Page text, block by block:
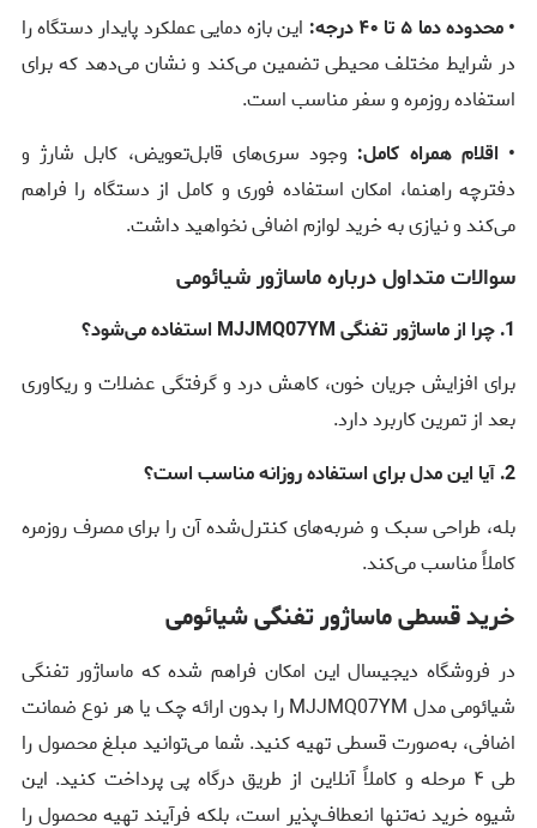
• محدوده دما ۵ تا ۴۰ درجه:
این بازه دمایی عملکرد پایدار دستگاه را
در شرایط مختلف محیطی تضمین می‌کند و نشان می‌دهد که برای
استفاده روزمره و سفر مناسب است.
• اقلام همراه کامل: وجود سری‌های قابل‌تعویض، کابل شارژ و
دفترچه راهنما، امکان استفاده فوری و کامل از دستگاه را فراهم
می‌کند و نیازی به خرید لوازم اضافی نخواهید داشت.
سوالات متداول درباره ماساژور شیائومی
1. چرا از ماساژور تفنگی MJJMQ07YM استفاده می‌شود؟
برای افزایش جریان خون، کاهش درد و گرفتگی عضلات و ریکاوری
بعد از تمرین کاربرد دارد.
2. آیا این مدل برای استفاده روزانه مناسب است؟
بله، طراحی سبک و ضربه‌های کنترل‌شده آن را برای مصرف روزمره
کاملاً مناسب می‌کند.
خرید قسطی ماساژور تفنگی شیائومی
در فروشگاه دیجیسال این امکان فراهم شده که ماساژور تفنگی
شیائومی مدل MJJMQ07YM را بدون ارائه چک یا هر نوع ضمانت
اضافی، به‌صورت قسطی تهیه کنید. شما می‌توانید مبلغ محصول را
طی ۴ مرحله و کاملاً آنلاین از طریق درگاه پی پرداخت کنید. این
شیوه خرید نه‌تنها انعطاف‌پذیر است، بلکه فرآیند تهیه محصول را